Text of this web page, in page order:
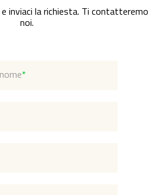
inviaci la richiesta. Ti contatteremo
noi.
*